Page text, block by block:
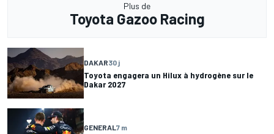
Plus de
Toyota Gazoo Racing
DAKAR30 j
Toyota engagera un Hilux à hydrogène sur le
Dakar 2027
GENERAL7 m